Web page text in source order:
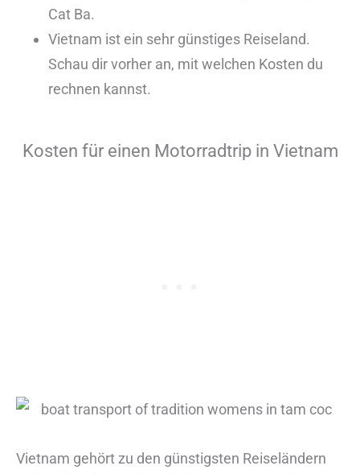
Cat Ba.
Vietnam ist ein sehr günstiges Reiseland.
Schau dir vorher an, mit welchen Kosten du
rechnen kannst.
Kosten für einen Motorradtrip in Vietnam
Vietnam gehört zu den günstigsten Reiseländern